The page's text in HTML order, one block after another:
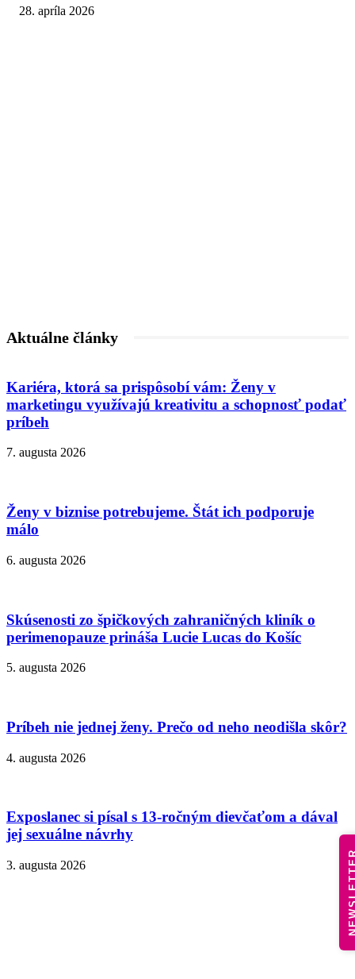
28. apríla 2026
Aktuálne články
Kariéra, ktorá sa prispôsobí vám: Ženy v
marketingu využívajú kreativitu a schopnosť podať
príbeh
7. augusta 2026
Ženy v biznise potrebujeme. Štát ich podporuje
málo
6. augusta 2026
Skúsenosti zo špičkových zahraničných kliník o
perimenopauze prináša Lucie Lucas do Košíc
5. augusta 2026
Príbeh nie jednej ženy. Prečo od neho neodišla skôr?
4. augusta 2026
Exposlanec si písal s 13-ročným dievčaťom a dával
jej sexuálne návrhy
3. augusta 2026